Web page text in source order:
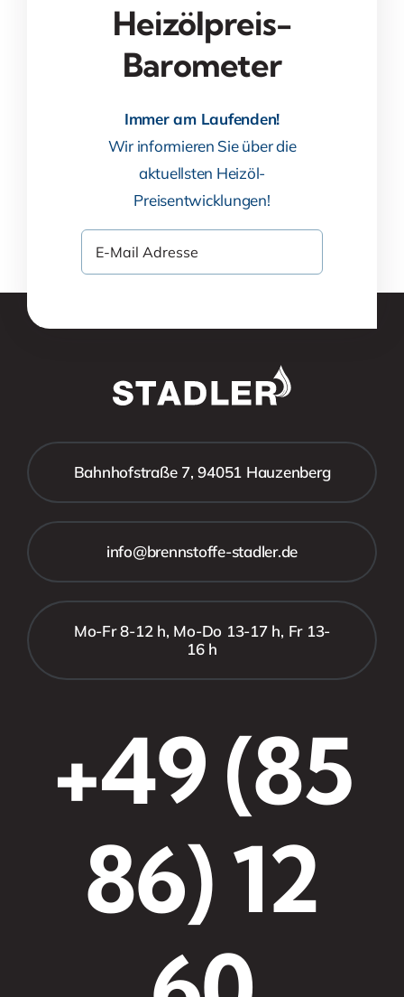
Heizölpreis-
Barometer
Immer am Laufenden!
Wir informieren Sie über die
aktuellsten Heizöl-
Preisentwicklungen!
Bahnhofstraße 7, 94051 Hauzenberg
info@brennstoffe-stadler.de
Mo-Fr 8-12 h, Mo-Do 13-17 h, Fr 13-
16 h
+49 (85
86) 12